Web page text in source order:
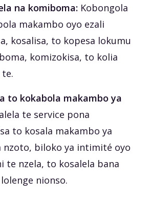
na komiboma: Kobongola
makambo oyo ezali
kosalisa, to kopesa lokumu
komizokisa, to kolia
to kokabola makambo ya
te service pona
to kosala makambo ya
nzoto, biloko ya intimité oyo
te nzela, to kosalela bana
nionso.